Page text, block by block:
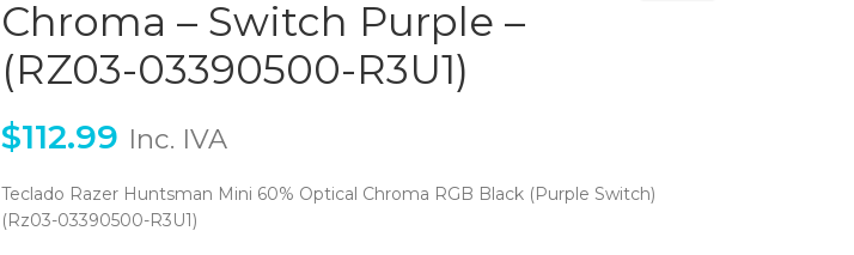
Chroma – Switch Purple –
(RZ03-03390500-R3U1)
$112.99 Inc. IVA
Teclado Razer Huntsman Mini 60% Optical Chroma RGB Black (Purple Switch)
(Rz03-03390500-R3U1)